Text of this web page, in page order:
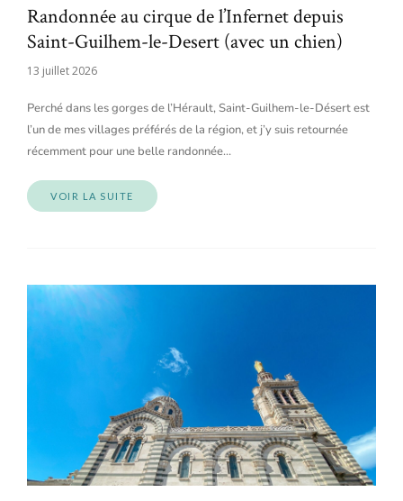
Randonnée au cirque de l’Infernet depuis
Saint-Guilhem-le-Desert (avec un chien)
13 juillet 2026
Perché dans les gorges de l’Hérault, Saint-Guilhem-le-Désert est
l’un de mes villages préférés de la région, et j’y suis retournée
récemment pour une belle randonnée…
VOIR LA SUITE